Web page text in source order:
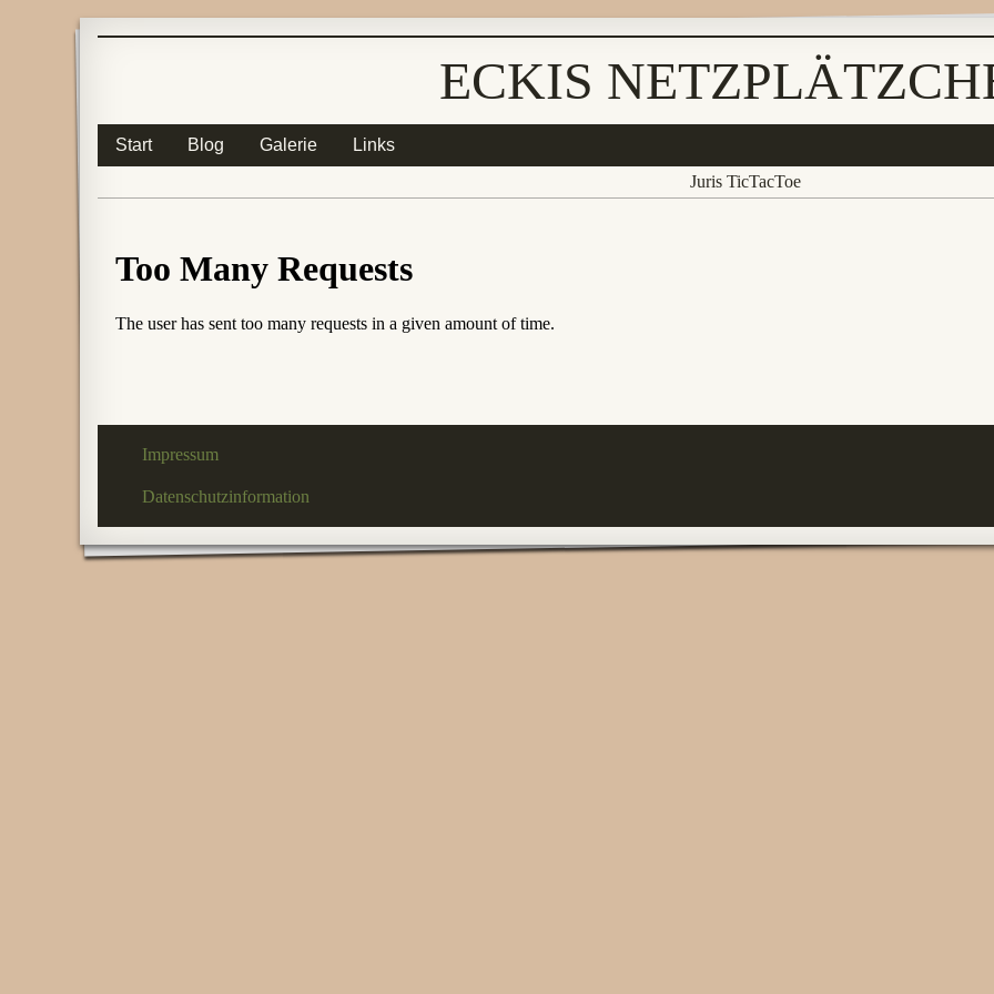
ECKIS
Start Blog Galerie
Links
Juris TicTacToe
Impressum
Datenschutzinformation